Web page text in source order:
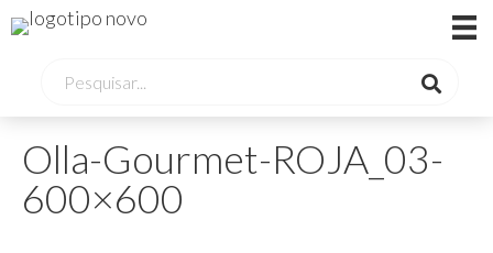
Olla-Gourmet-ROJA_03-
600×600